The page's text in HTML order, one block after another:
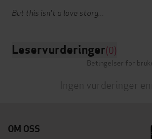
But this isn't a love story...
Leservurderinger(0)
Betingelser for
Ingen vurderinger
OM OSS